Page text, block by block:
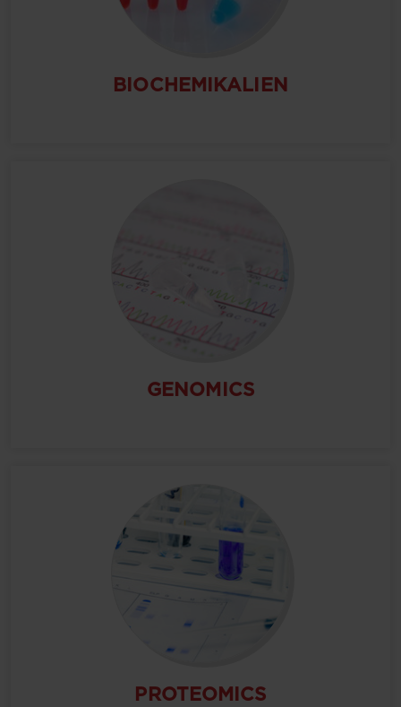
BIOCHEMIKALIEN
GENOMICS
PROTEOMICS